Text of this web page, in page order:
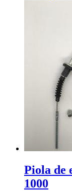
Piola de
1000